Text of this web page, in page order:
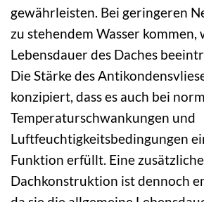
gewährleisten. Bei geringeren
zu stehendem Wasser kommen,
Lebensdauer des Daches
Die Stärke des
konzipiert, dass es auch bei
Temperaturschwankungen und
Luftfeuchtigkeitsbedingungen
Funktion erfüllt. Eine
Dachkonstruktion ist dennoch